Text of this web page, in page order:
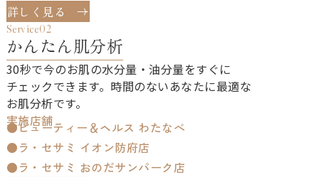
詳しく見る
Service02
かんたん肌分析
30秒で​今の​お肌の​水分量・油分量を​すぐに​
チェックできます。​時間の​ない​あなたに​最適な​
お肌分析です。
実施店舗
ビューティー＆ヘルス わたなべ
ラ・セサミ イオン防府店
ラ・セサミ おのだサンパーク店